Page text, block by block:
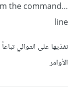
the command
line
نفذيها على التوالي
الأوامر